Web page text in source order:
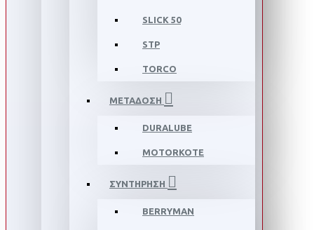
SLICK 50
STP
TORCO
ΜΕΤΑΔΟΣΗ
DURALUBE
MOTORKOTE
ΣΥΝΤΗΡΗΣΗ
BERRYMAN